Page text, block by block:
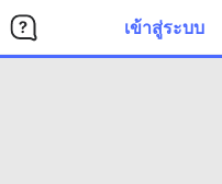
เข้าสู่ระบบ